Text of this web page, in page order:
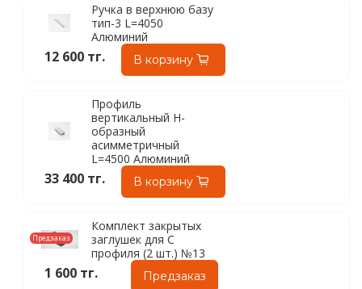
Ручка в верхнюю базу
тип-3 L=4050
Алюминий
12 600 тг. В корзину
Профиль
вертикальный Н-
образный
асимметричный
L=4500 Алюминий
33 400 тг. В корзину
Предзаказ
Комплект закрытых
заглушек для C
профиля (2 шт.) №13
1 600 тг. Предзаказ